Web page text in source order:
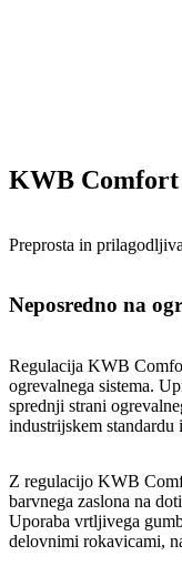
KWB Comfort
Preprosta in
Neposredno na
Regulacija KWB
ogrevalnega sistema.
sprednji strani
industrijskem standardu
Z regulacijo KWB
barvnega zaslona na
Uporaba vrtljivega
delovnimi rokavicami,